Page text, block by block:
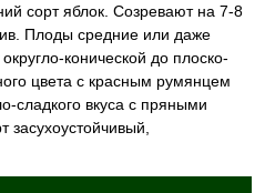
сорт яблок. Созревают на 7-8
Плоды средние или даже
конической до плоско-
цвета с красным румянцем
сладкого вкуса с пряными